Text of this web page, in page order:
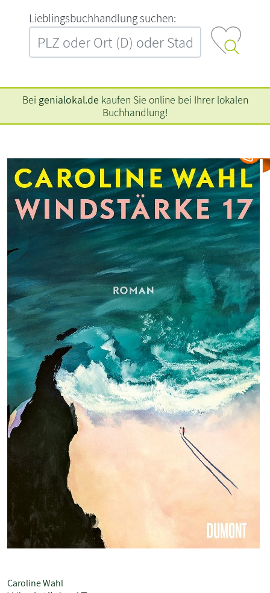
L‍i‍e‍b‍l‍i‍n‍g‍s‍b‍u‍c‍h‍h‍a‍n‍d‍l‍u‍n‍g‍ ‍s‍u‍c‍h‍e‍n‍:‍
Bei genialokal.de kaufen Sie online bei Ihrer lokalen
Buchhandlung!
Caroline Wahl